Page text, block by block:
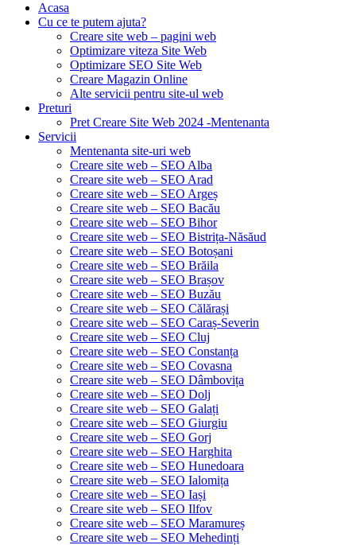
Acasa
Cu ce te putem ajuta?
Creare site web – pagini web
Optimizare viteza Site Web
Optimizare SEO Site Web
Creare Magazin Online
Alte servicii pentru site-ul web
Preturi
Pret Creare Site Web 2024 -Mentenanta
Servicii
Mentenanta site-uri web
Creare site web – SEO Alba
Creare site web – SEO Arad
Creare site web – SEO Argeș
Creare site web – SEO Bacău
Creare site web – SEO Bihor
Creare site web – SEO Bistrița-Năsăud
Creare site web – SEO Botoșani
Creare site web – SEO Brăila
Creare site web – SEO Brașov
Creare site web – SEO Buzău
Creare site web – SEO Călărași
Creare site web – SEO Caraș-Severin
Creare site web – SEO Cluj
Creare site web – SEO Constanța
Creare site web – SEO Covasna
Creare site web – SEO Dâmbovița
Creare site web – SEO Dolj
Creare site web – SEO Galați
Creare site web – SEO Giurgiu
Creare site web – SEO Gorj
Creare site web – SEO Harghita
Creare site web – SEO Hunedoara
Creare site web – SEO Ialomița
Creare site web – SEO Iași
Creare site web – SEO Ilfov
Creare site web – SEO Maramureș
Creare site web – SEO Mehedinți